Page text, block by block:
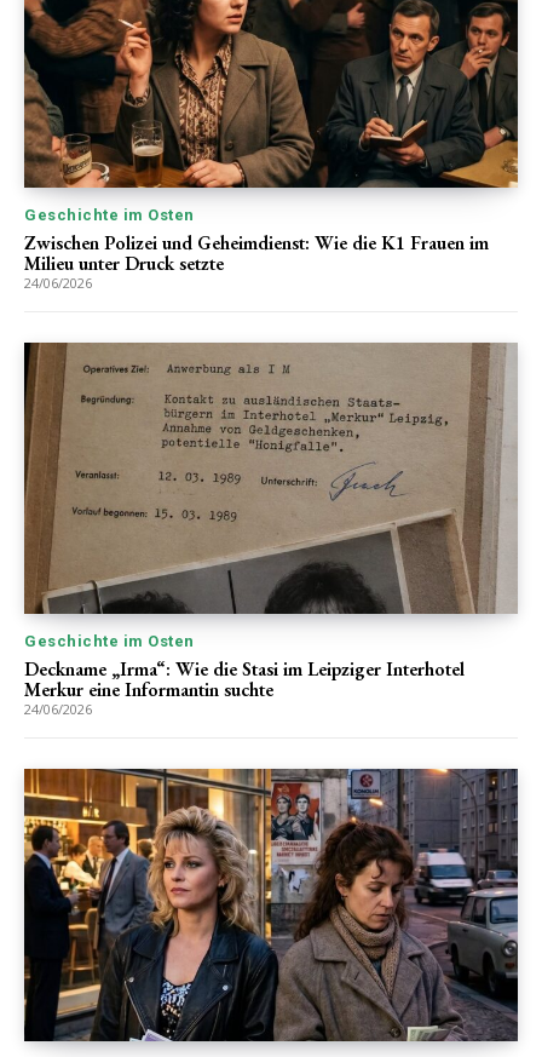
Geschichte im Osten
Zwischen Polizei und Geheimdienst: Wie die K1 Frauen im
Milieu unter Druck setzte
24/06/2026
Geschichte im Osten
Deckname „Irma“: Wie die Stasi im Leipziger Interhotel
Merkur eine Informantin suchte
24/06/2026